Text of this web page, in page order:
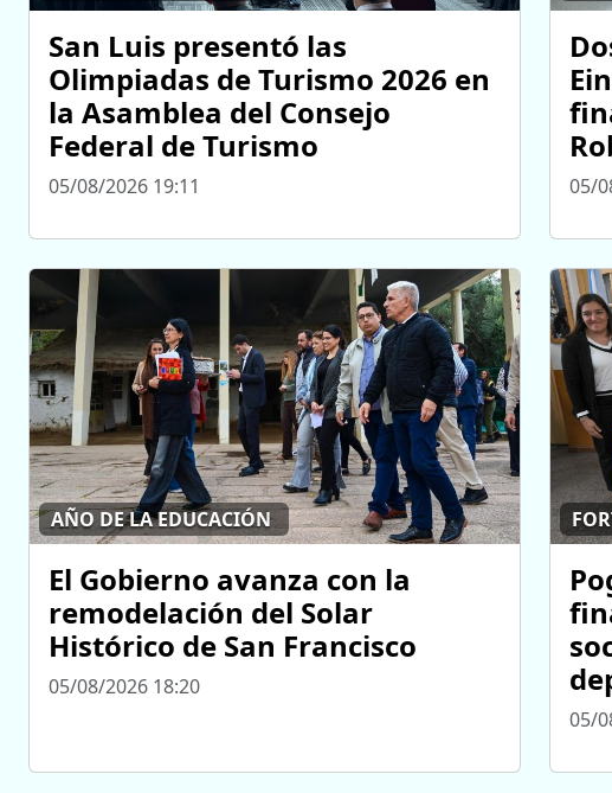
San Luis presentó las
Olimpiadas de Turismo 2026 en
la Asamblea del Consejo
Federal de Turismo
05/08/2026 19:11 05/
AÑO DE LA EDUCACIÓN
El Gobierno avanza con la
remodelación del Solar
Histórico de San Francisco
05/08/2026 18:20
05/